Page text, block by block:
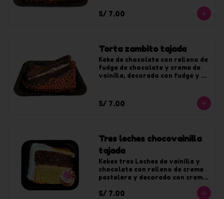
S/ 7.00
Torta zambito tajada
Keke de chocolate con relleno de
fudge de chocolate y crema de
vainilla, decorado con fudge y
S/ 7.00
Tres leches chocovainilla
tajada
Kekes tres Leches de vainilla y
chocolate con relleno de crema
pastelera y decorado con crema
S/ 7.00